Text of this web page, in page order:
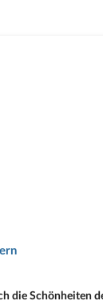
die Schönheiten